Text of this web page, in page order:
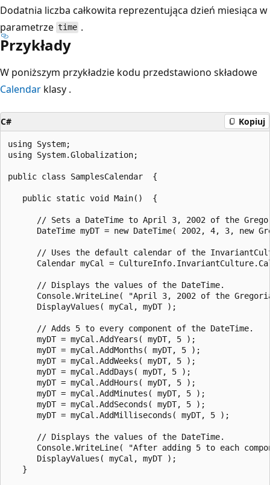
Dodatnia liczba całkowita reprezentująca dzień miesiąca w
parametrze time .
Przykłady
W poniższym przykładzie kodu przedstawiono składowe
Calendar klasy .
C# Kopiuj
using System;
using System.Globalization;
public class SamplesCalendar  {
   public static void Main()  {
// Sets a DateTime to April 3, 2002 of the
DateTime myDT = new DateTime( 2002, 4, 3, new
// Uses the default calendar of the
Calendar myCal =
      // Displays the values of the DateTime.
Console.WriteLine( "April 3, 2002 of the
      DisplayValues( myCal, myDT );
      // Adds 5 to every component of the DateTime.
      myDT = myCal.AddYears( myDT, 5 );
      myDT = myCal.AddMonths( myDT, 5 );
      myDT = myCal.AddWeeks( myDT, 5 );
      myDT = myCal.AddDays( myDT, 5 );
      myDT = myCal.AddHours( myDT, 5 );
      myDT = myCal.AddMinutes( myDT, 5 );
      myDT = myCal.AddSeconds( myDT, 5 );
      myDT = myCal.AddMilliseconds( myDT, 5 );
      // Displays the values of the DateTime.
Console.WriteLine( "After adding 5 to each
      DisplayValues( myCal, myDT );
   }